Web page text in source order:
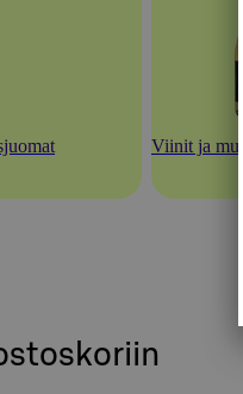
Viinit ja